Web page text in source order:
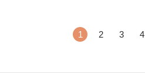
1 2 3 4